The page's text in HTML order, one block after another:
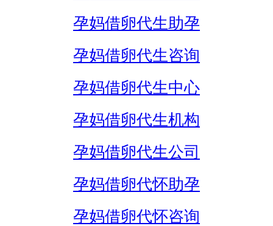
孕妈借卵代生助孕
孕妈借卵代生咨询
孕妈借卵代生中心
孕妈借卵代生机构
孕妈借卵代生公司
孕妈借卵代怀助孕
孕妈借卵代怀咨询